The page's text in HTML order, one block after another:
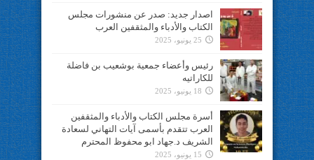
اصدار جديد: صدر عن منشورات مجلس
الكتاب والأدباء والمثقفين العرب
25 يونيو، 2025
رئيس وأعضاء جمعية بوشعيب بن فاضلة
للكاراتيه
18 يونيو، 2025
أسرة مجلس الكتاب والأدباء والمثقفين
العرب تتقدم بأسمى آيات التهاني لسعادة
الشريف د.جهاد ابو محفوظ المحترم
15 يونيو، 2025